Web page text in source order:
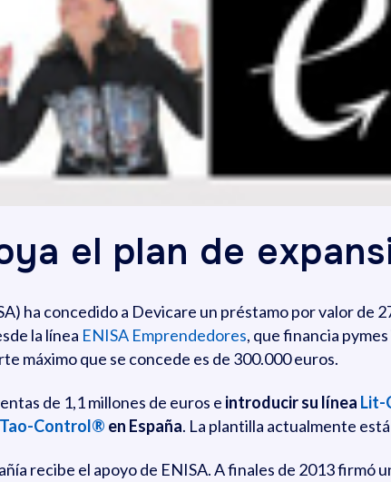
el plan de
ha concedido a Devicare un préstamo por valor de
la línea ENISA Emprendedores, que financia
máximo que se concede es de 300.000 euros.
de 1,1 millones de euros e introducir su línea Lit-
Tao-Control® en España. La plantilla actualmente
recibe el apoyo de ENISA. A finales de 2013 firmó